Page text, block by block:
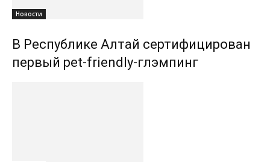
Новости
В Республике Алтай сертифицирован
первый pet-friendly-глэмпинг